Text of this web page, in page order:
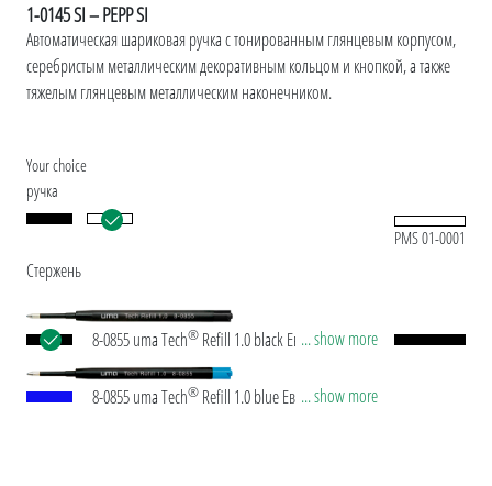
1-0145 SI – PEPP SI
Автоматическая шариковая ручка с тонированным глянцевым корпусом,
серебристым металлическим декоративным кольцом и кнопкой, а также
тяжелым глянцевым металлическим наконечником.
Your choice
ручка
PMS 01-0001
Стержень
8-0855 uma Tech® Refill 1.0 black Европейские
объемные стержни в пластиковом корпусе с
белой или черной пластиковой трубкой, новым
... show more
8-0855 uma Tech® Refill 1.0 blue Европейские
... show more